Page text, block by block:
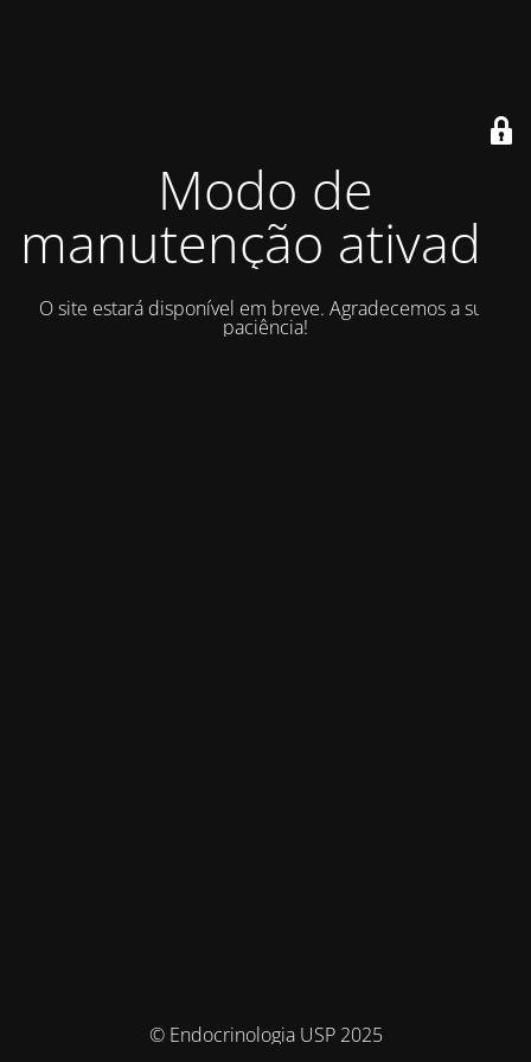
Modo de
manutenção ativado
O site estará disponível em breve. Agradecemos a sua
paciência!
© Endocrinologia USP 2025